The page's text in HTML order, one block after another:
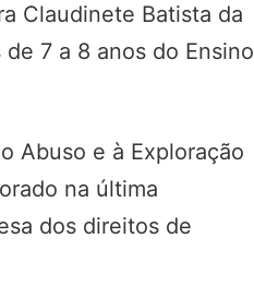
Claudinete Batista da
7 a 8 anos do Ensino
Abuso e à Exploração
na última
dos direitos de